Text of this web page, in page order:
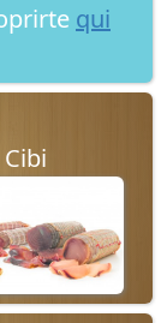
qui
Cibi